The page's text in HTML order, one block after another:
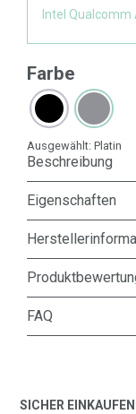
Intel Qualcomm
Farbe
Ausgewählt: Platin
Beschreibung
Eigenschaften
FAQ
SICHER